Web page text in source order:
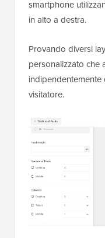
smartphone
in alto a destra.
Provando diversi
personalizzato che
visitatore.